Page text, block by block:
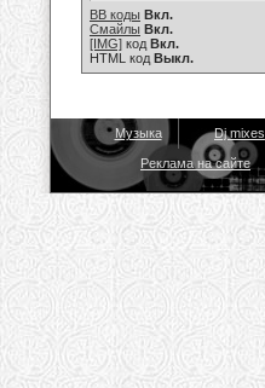
BB коды Вкл.
Смайлы Вкл.
[IMG] код Вкл.
HTML код Выкл.
Музыка Dj mixes
Реклама на сайте